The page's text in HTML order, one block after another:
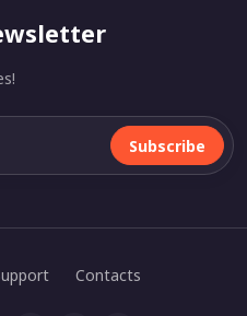
Subscribe
Contacts